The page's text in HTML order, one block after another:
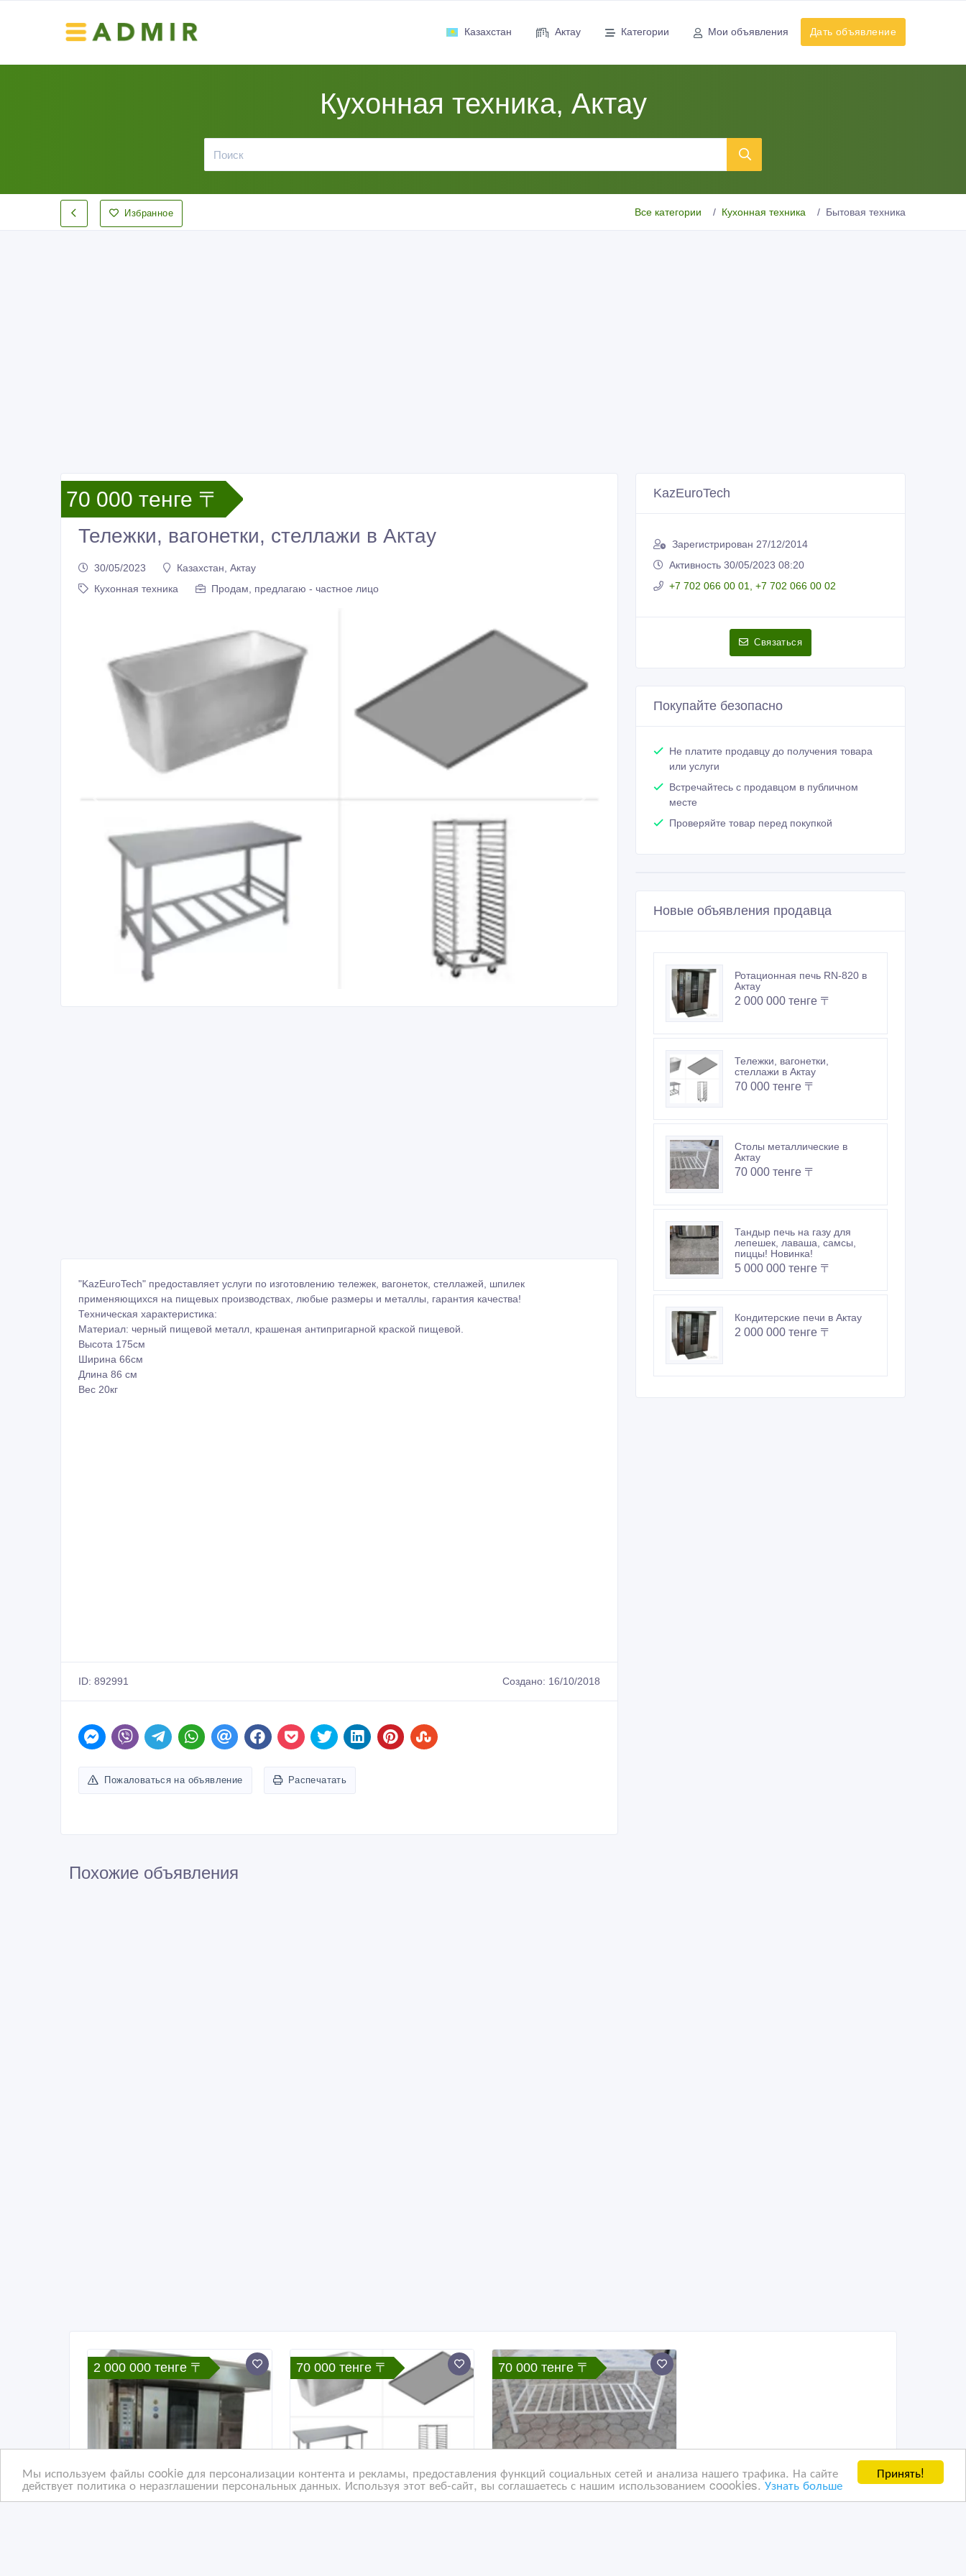
Принять!
Мы используем файлы cookie для персонализации контента и рекламы, предоставления функций социальных сетей и анализа нашего трафика. На сайте
действует политика о неразглашении персональных данных. Используя этот веб-сайт, вы соглашаетесь с нашим использованием coookies.Узнать больше
Казахстан Актау Категории Мои объявления Дать объявление
Кухонная техника, Актау
Избранное Все категории Кухонная техника Бытовая техника
70 000 тенге 〒
Тележки, вагонетки, стеллажи в Актау
30/05/2023
Казахстан, Актау
Кухонная техника
Продам, предлагаю - частное лицо
"KazEuroTech" предоставляет услуги по изготовлению тележек, вагонеток, стеллажей, шпилек
применяющихся на пищевых производствах, любые размеры и металлы, гарантия качества!
Техническая характеристика:
Материал: черный пищевой металл, крашеная антипригарной краской пищевой.
Высота 175см
Ширина 66см
Длина 86 см
Вес 20кг
ID: 892991 Создано: 16/10/2018
Пожаловаться на объявление Распечатать
KazEuroTech
Зарегистрирован 27/12/2014
Активность 30/05/2023 08:20
+7 702 066 00 01, +7 702 066 00 02
Связаться
Покупайте безопасно
Не платите продавцу до получения товара
или услуги
Встречайтесь с продавцом в публичном
месте
Проверяйте товар перед покупкой
Новые объявления продавца
Ротационная печь RN-820 в
Актау
2 000 000 тенге 〒
Тележки, вагонетки,
стеллажи в Актау
70 000 тенге 〒
Столы металлические в
Актау
70 000 тенге 〒
Тандыр печь на газу для
лепешек, лаваша, самсы,
пиццы! Новинка!
5 000 000 тенге 〒
Кондитерские печи в Актау
2 000 000 тенге 〒
Похожие объявления
2 000 000 тенге 〒 70 000 тенге 〒 70 000 тенге 〒